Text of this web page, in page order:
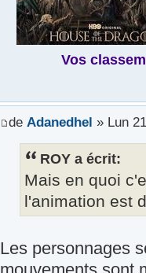
Vos
de Adanedhel » Lun
ROY a écrit:
Mais en quoi
l'animation est
Les personnages